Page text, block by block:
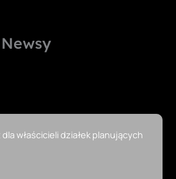
właścicieli działek planujących